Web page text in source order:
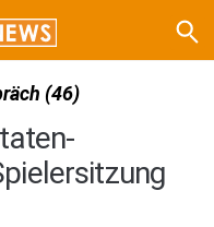
(46)